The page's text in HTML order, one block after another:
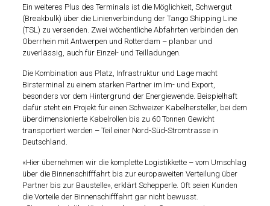
Ein weiteres Plus des Terminals ist die Möglichkeit, Schwergut
(Breakbulk) über die Linienverbindung der Tango Shipping Line
(TSL) zu versenden. Zwei wöchentliche Abfahrten verbinden den
Oberrhein mit Antwerpen und Rotterdam – planbar und
zuverlässig, auch für Einzel- und Teilladungen.
Die Kombination aus Platz, Infrastruktur und Lage macht
Birsterminal zu einem starken Partner im Im- und Export,
besonders vor dem Hintergrund der Energiewende. Beispielhaft
dafür steht ein Projekt für einen Schweizer Kabelhersteller, bei dem
überdimensionierte Kabelrollen bis zu 60 Tonnen Gewicht
transportiert werden – Teil einer Nord-Süd-Stromtrasse in
Deutschland.
«Hier übernehmen wir die komplette Logistikkette – vom Umschlag
über die Binnenschifffahrt bis zur europaweiten Verteilung über
Partner bis zur Baustelle», erklärt Schepperle. Oft seien Kunden
die Vorteile der Binnenschifffahrt gar nicht bewusst.